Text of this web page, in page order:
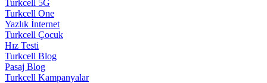
Turkcell 5G
Turkcell One
Yazlık İnternet
Turkcell Çocuk
Hız Testi
Turkcell Blog
Pasaj Blog
Turkcell Kampanyalar